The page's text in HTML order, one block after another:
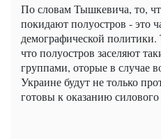
По словам Тышкевича, то,
покидают полуостров - это
демографической
что полуостров заселяют
группами, оторые в случае
Украине будут не только
готовы к оказанию